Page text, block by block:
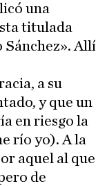
una
titulada
Sánchez». Allí
a su
y que un
en riesgo la
río yo). A la
aquel al que
de